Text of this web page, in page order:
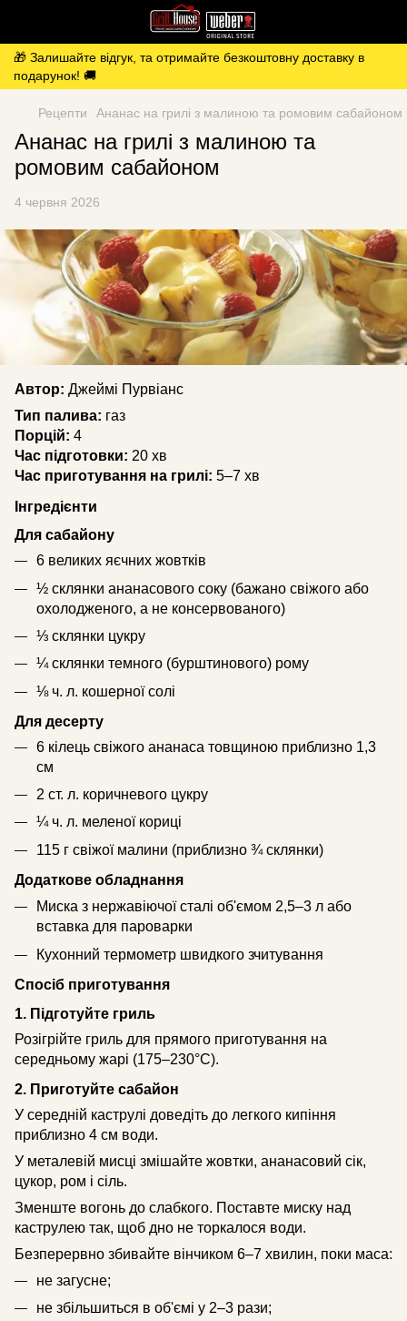
🎁 Залишайте відгук, та отримайте безкоштовну доставку в
подарунок! 🚚
Рецепти Ананас на грилі з малиною та ромовим сабайоном
Ананас на грилі з малиною та
ромовим сабайоном
4 червня 2026
Автор: Джеймі Пурвіанс
Тип палива: газ
Порцій: 4
Час підготовки: 20 хв
Час приготування на грилі: 5–7 хв
Інгредієнти
Для сабайону
6 великих яєчних жовтків
½ склянки ананасового соку (бажано свіжого або
охолодженого, а не консервованого)
⅓ склянки цукру
¼ склянки темного (бурштинового) рому
⅛ ч. л. кошерної солі
Для десерту
6 кілець свіжого ананаса товщиною приблизно 1,3
см
2 ст. л. коричневого цукру
¼ ч. л. меленої кориці
115 г свіжої малини (приблизно ¾ склянки)
Додаткове обладнання
Миска з нержавіючої сталі об'ємом 2,5–3 л або
вставка для пароварки
Кухонний термометр швидкого зчитування
Спосіб приготування
1. Підготуйте гриль
Розігрійте гриль для прямого приготування на
середньому жарі (175–230°C).
2. Приготуйте сабайон
У середній каструлі доведіть до легкого кипіння
приблизно 4 см води.
У металевій мисці змішайте жовтки, ананасовий сік,
цукор, ром і сіль.
Зменште вогонь до слабкого. Поставте миску над
каструлею так, щоб дно не торкалося води.
Безперервно збивайте вінчиком 6–7 хвилин, поки маса:
не загусне;
не збільшиться в об'ємі у 2–3 рази;